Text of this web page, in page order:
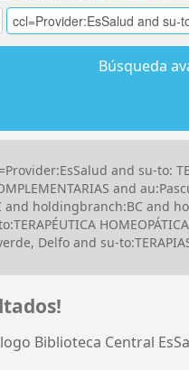
Búsqueda
and su-to:
and
and holdingbranch:BC and
Delfo and su-
Biblioteca Central